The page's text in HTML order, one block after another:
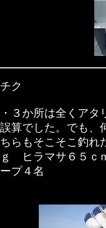
ク
３か所は全くア
算でした。でも
らもそこそこ釣
ヒラマサ６５
プ４名